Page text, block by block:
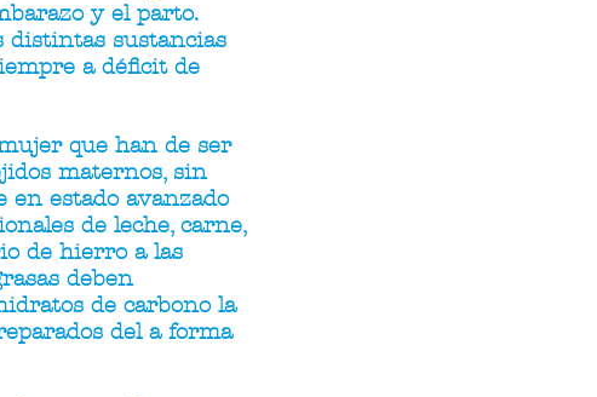
y el parto.
distintas sustancias
a déficit de
que han de ser
maternos, sin
estado avanzado
de leche, carne,
de hierro a las
deben
de carbono la
del a forma